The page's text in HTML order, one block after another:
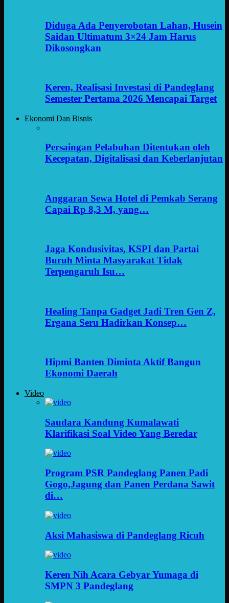
Diduga Ada Penyerobotan Lahan, Husein
Saidan Ultimatum 3×24 Jam Harus
Dikosongkan
Keren, Realisasi Investasi di Pandeglang
Semester Pertama 2026 Mencapai Target
Ekonomi Dan Bisnis
Persaingan Pelabuhan Ditentukan oleh
Kecepatan, Digitalisasi dan Keberlanjutan
Anggaran Sewa Hotel di Pemkab Serang
Capai Rp 8,3 M, yang…
Jaga Kondusivitas, KSPI dan Partai
Buruh Minta Masyarakat Tidak
Terpengaruh Isu…
Healing Tanpa Gadget Jadi Tren Gen Z,
Ergana Seru Hadirkan Konsep…
Hipmi Banten Diminta Aktif Bangun
Ekonomi Daerah
Video
Saudara Kandung Kumalawati
Klarifikasi Soal Video Yang Beredar
Program PSR Pandeglang Panen Padi
Gogo,Jagung dan Panen Perdana Sawit
di…
Aksi Mahasiswa di Pandeglang Ricuh
Keren Nih Acara Gebyar Yumaga di
SMPN 3 Pandeglang